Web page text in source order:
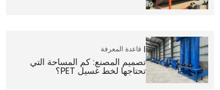
قاعدة المعرفة
تصميم المصنع: كم المساحة التي
تحتاجها لخط غسيل PET؟